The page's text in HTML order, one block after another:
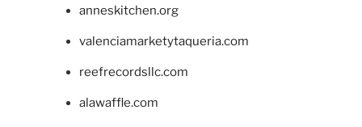
anneskitchen.org
valenciamarketytaqueria.com
reefrecordsllc.com
alawaffle.com